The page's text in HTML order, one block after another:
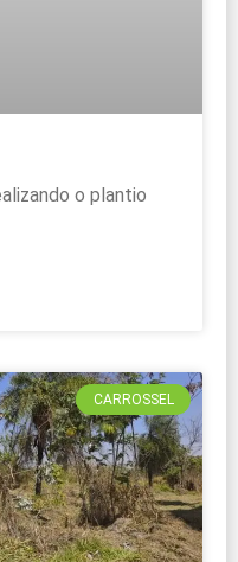
o plantio
CARROSSEL